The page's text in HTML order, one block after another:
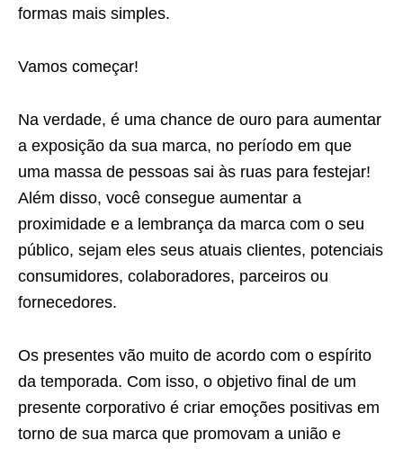
formas mais simples.
Vamos começar!
Na verdade, é uma chance de ouro para aumentar
a exposição da sua marca, no período em que
uma massa de pessoas sai às ruas para festejar!
Além disso, você consegue aumentar a
proximidade e a lembrança da marca com o seu
público, sejam eles seus atuais clientes, potenciais
consumidores, colaboradores, parceiros ou
fornecedores.
Os presentes vão muito de acordo com o espírito
da temporada. Com isso, o objetivo final de um
presente corporativo é criar emoções positivas em
torno de sua marca que promovam a união e